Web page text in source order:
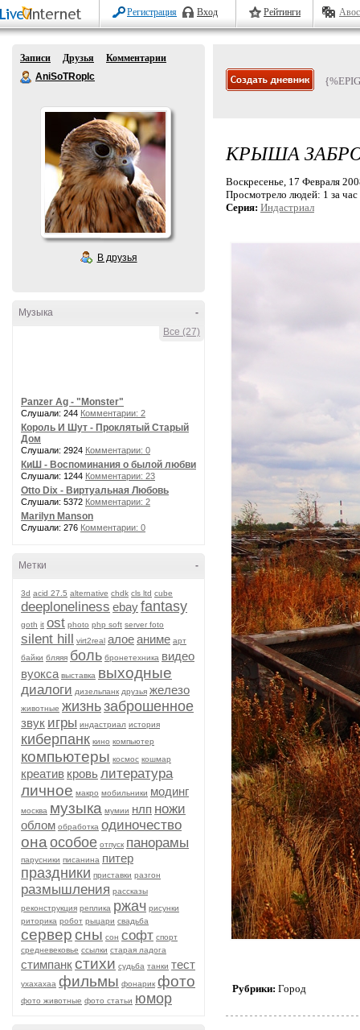
Регистрация Вход Рейтинги
Записи Друзья
Комментарии
AniSoTRopIc
В друзья
-
Музыка
Все (27)
Panzer Ag - "Monster"
Слушали: 244 Комментарии: 2
Король И Шут - Проклятый Старый
Дом
Слушали: 2924 Комментарии: 0
КиШ - Воспоминания о былой любви
Слушали: 1244 Комментарии: 23
Otto Dix - Виртуальная Любовь
Слушали: 5372 Комментарии: 2
Marilyn Manson
Слушали: 276 Комментарии: 0
-
Метки
3d acid 27.5 alternative chdk cls ltd cube
deeploneliness ebayfantasy
goth it ost photo php soft server foto
silent hill virt2real алоеаниме арт
байки бляяя боль бронетехника видео
вуокса выставка выходные
диалоги дизельпанк друзья железо
животные жизньзаброшенное
звук игры индастриал история
киберпанк кино компьютер
компьютеры космос кошмар
креатив кровьлитература
личное макро мобильники модинг
москва музыка мумии нлп ножи
облом обработка одиночество
она особое отпуск панорамы
парусники писанина питер
праздники приставки разгон
размышления рассказы
реконструкция реплика ржач рисунки
риторика робот рыцари свадьба
серверсны сон софт спорт
средневековье ссылки старая ладога
стимпанкстихи судьба танки тест
ухахахаа фильмы фонарик фото
фото животные фото статьи юмор
КРЫША
Воскресенье, 17 Февраля
Просмотрело людей: 1 за
Серия: Индастриал
Рубрики: Город